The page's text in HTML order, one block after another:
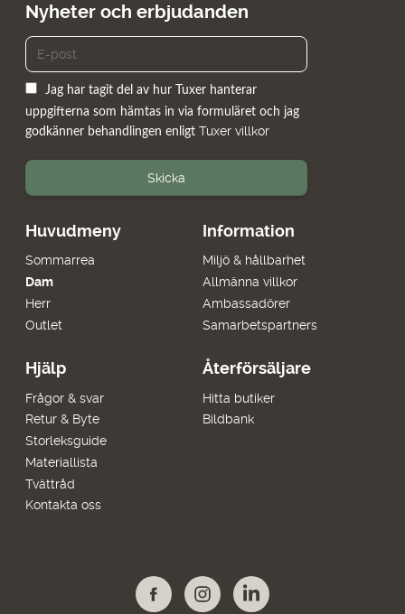
Huvudmeny
Sommarrea
Dam
Herr
Outlet
Information
Miljö & hållbarhet
Allmänna villkor
Ambassadörer
Samarbetspartners
Hjälp
Frågor & svar
Retur & Byte
Storleksguide
Materiallista
Tvättråd
Kontakta oss
Återförsäljare
Hitta butiker
Bildbank
Nyheter och erbjudanden
Jag har tagit del av hur Tuxer hanterar
uppgifterna som hämtas in via formuläret och jag
godkänner behandlingen enligt Tuxer villkor
Skicka